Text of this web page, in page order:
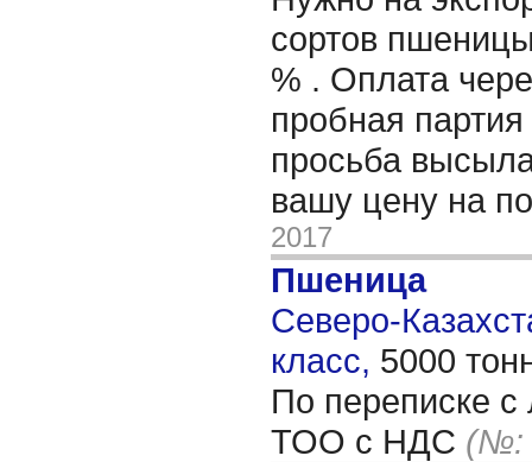
сортов
% . Оплата
пробная
просьба
вашу цену на
2017
Пшеница
Северо-
класс, 5000
По переписке с
ТОО с НДС (№: